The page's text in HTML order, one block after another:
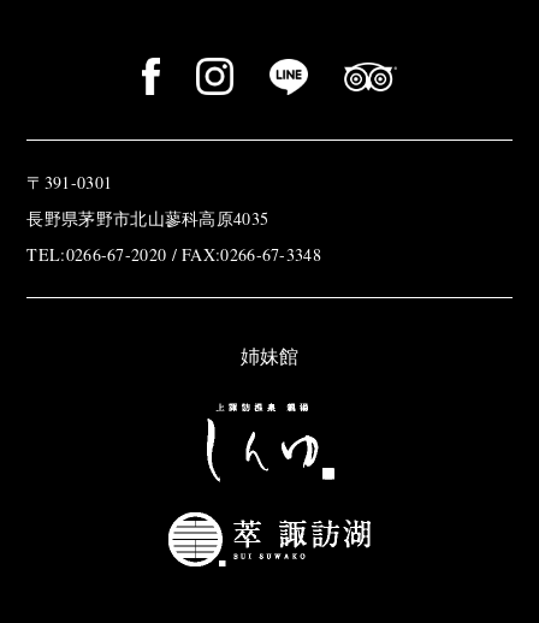
〒391-0301
長野県茅野市北山蓼科高原4035
TEL:0266-67-2020 / FAX:0266-67-3348
姉妹館